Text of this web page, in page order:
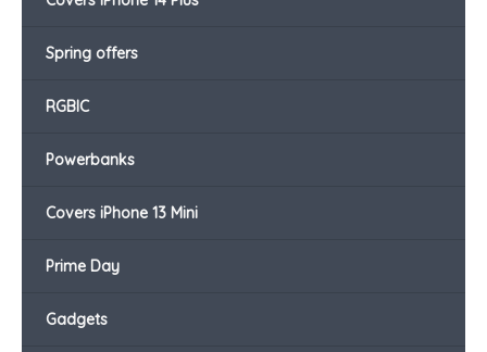
Spring offers
RGBIC
Powerbanks
Covers iPhone 13 Mini
Prime Day
Gadgets